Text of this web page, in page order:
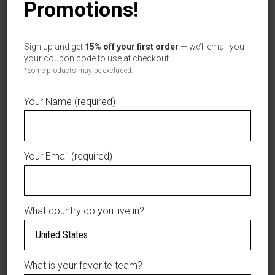
Options total
ADD TO CART
AÑADIR A LA LISTA DE DESEOS
DESCRIPTION
Águilas Cibaeñas
with this stylish
Era Grey 9FIFTY
Snapback
Promotions!
Sign up and get 15% off your first order — we’ll email you
your coupon code to use at checkout.
*Some products may be excluded.
Your Name (required)
Your Email (required)
What country do you live in?
What is your favorite team?